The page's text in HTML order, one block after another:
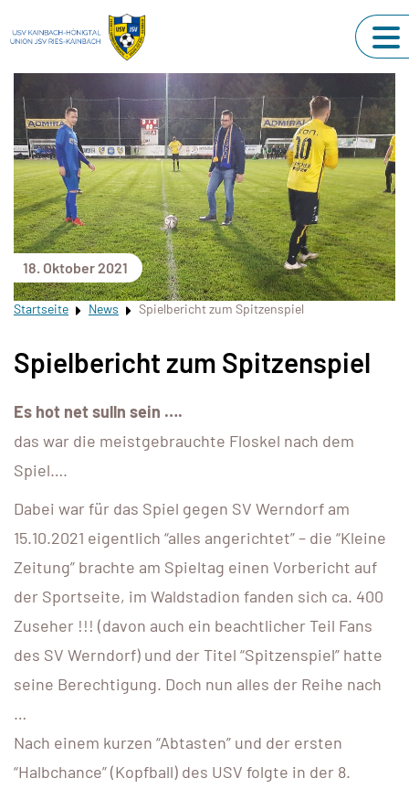
18. Oktober 2021
Startseite News Spielbericht zum Spitzenspiel
Spielbericht zum Spitzenspiel
Es hot net sulln sein ….
das war die meistgebrauchte Floskel nach dem
Spiel….
Dabei war für das Spiel gegen SV Werndorf am
15.10.2021 eigentlich “alles angerichtet” – die “Kleine
Zeitung” brachte am Spieltag einen Vorbericht auf
der Sportseite, im Waldstadion fanden sich ca. 400
Zuseher !!! (davon auch ein beachtlicher Teil Fans
des SV Werndorf) und der Titel “Spitzenspiel” hatte
seine Berechtigung. Doch nun alles der Reihe nach
…
Nach einem kurzen “Abtasten” und der ersten
“Halbchance” (Kopfball) des USV folgte in der 8.